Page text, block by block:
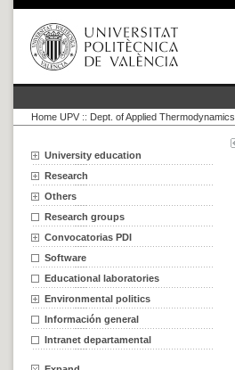
Home UPV :: Dept. of Applied Thermodynamics
University education
Research
Others
Research groups
Convocatorias PDI
Software
Educational laboratories
Environmental politics
Información general
Intranet departamental